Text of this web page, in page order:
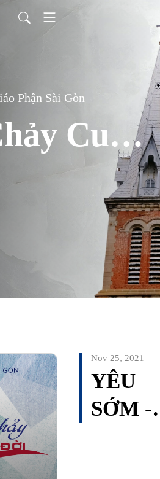
Phận Sài Gòn
Dòng Chảy Cuộc Đời
YÊU
SỚM -
Nov 25, 2021